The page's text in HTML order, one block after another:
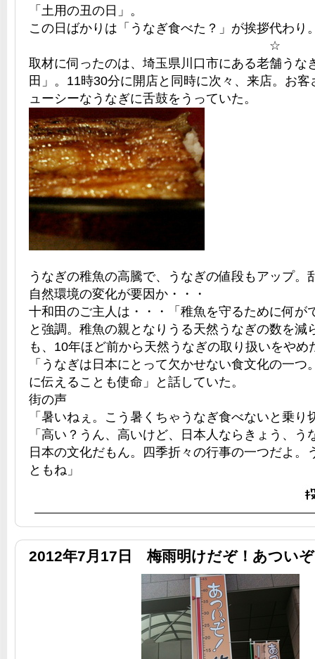
「土用の丑の日」。
この日ばかりは「うなぎ食べた？」が挨拶代わり
☆
取材に伺ったのは、埼玉県川口市にある老舗うな
田」。11時30分に開店と同時に次々、来店。お
ューシーなうなぎに舌鼓をうっていた。
うなぎの稚魚の高騰で、うなぎの値段もアップ。
自然環境の変化が要因か・・・
十和田のご主人は・・・「稚魚を守るために何が
と強調。稚魚の親となりうる天然うなぎの数を減
も、10年ほど前から天然うなぎの取り扱いをやめ
「うなぎは日本にとって欠かせない食文化の一つ
に伝えることも使命」と話していた。
街の声
「暑いねぇ。こう暑くちゃうなぎ食べないと乗り
「高い？うん、高いけど、日本人ならきょう、う
日本の文化だもん。四季折々の行事の一つだよ。
ともね」
2012年7月17日 梅雨明けだぞ！あつい